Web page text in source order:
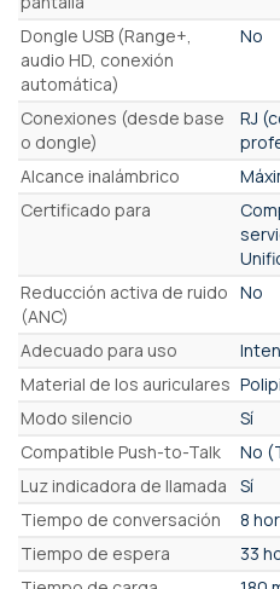
Dongle USB (Range+,
audio HD, conexión
automática)
No
Conexiones (desde base
o dongle)
RJ
Alcance inalámbrico
Certificado para
Reducción activa de ruido
(ANC)
No
Adecuado para uso
Material de los auriculares
Modo silencio
Sí
Compatible Push-to-Talk
No
Luz indicadora de llamada
Sí
Tiempo de conversación
8
Tiempo de espera
33